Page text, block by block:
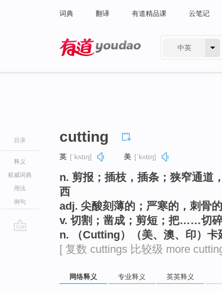
词典 翻译 有道精品课 云笔记
中英
目录
释义
权威词典
用法
例句
cutting
英 [ˈkʌtɪŋ] 美 [ˈkʌtɪŋ]
n. 剪报；插枝，插条；狭窄通道
西
adj. 尖酸刻薄的；严寒的，刺骨
v. 切割；凿成；剪短；把……切
n. （Cutting）（美、澳、印）卡
[ 复数 cuttings 比较级 more
网络释义 专业释义 英英释义